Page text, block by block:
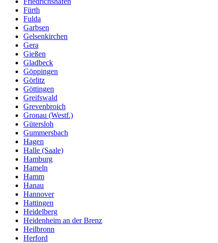
Fürth
Fulda
Garbsen
Gelsenkirchen
Gera
Gießen
Gladbeck
Göppingen
Görlitz
Göttingen
Greifswald
Grevenbroich
Gronau (Westf.)
Gütersloh
Gummersbach
Hagen
Halle (Saale)
Hamburg
Hameln
Hamm
Hanau
Hannover
Hattingen
Heidelberg
Heidenheim an der Brenz
Heilbronn
Herford